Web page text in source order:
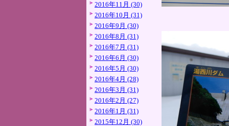
2016年11月 (30)
2016年10月 (31)
2016年9月 (30)
2016年8月 (31)
2016年7月 (31)
2016年6月 (30)
2016年5月 (30)
2016年4月 (28)
2016年3月 (31)
2016年2月 (27)
2016年1月 (31)
2015年12月 (30)